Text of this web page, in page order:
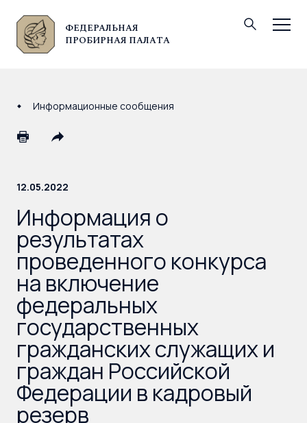
ФЕДЕРАЛЬНАЯ
ПРОБИРНАЯ ПАЛАТА
© Федеральная пробирная палата, 2026
Информационные сообщения
12.05.2022
Информация о
результатах
проведенного конкурса
на включение
федеральных
государственных
гражданских служащих и
граждан Российской
Федерации в кадровый
резерв